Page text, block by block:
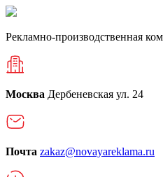
Рекламно-производственная
Москва Дербеневская ул. 24
Почта zakaz@novayareklama.ru